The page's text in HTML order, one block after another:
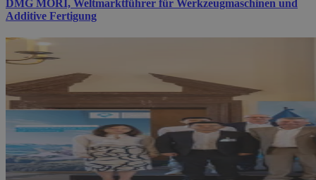
DMG MORI, Weltmarktführer für Werkzeugmaschinen und
Additive Fertigung